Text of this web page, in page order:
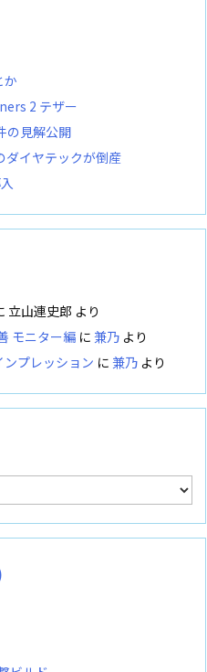
か
2 テザー
の見解公開
ダイヤテックが倒産
立山連史郎 より
モニター編 に 兼乃 より
プレッション に 兼乃 より